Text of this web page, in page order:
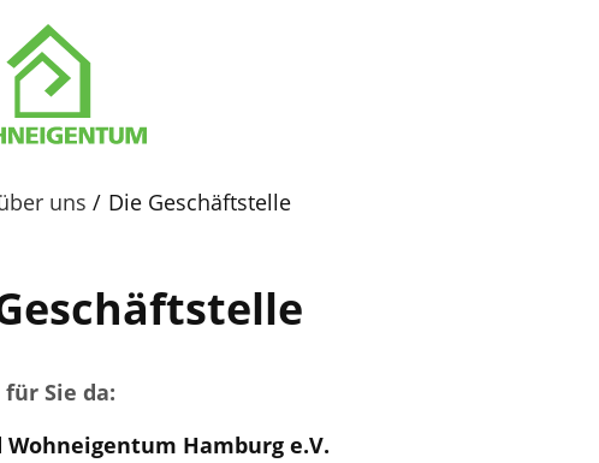
uns Die Geschäftstelle
Sie da:
Wohneigentum Hamburg e.V.